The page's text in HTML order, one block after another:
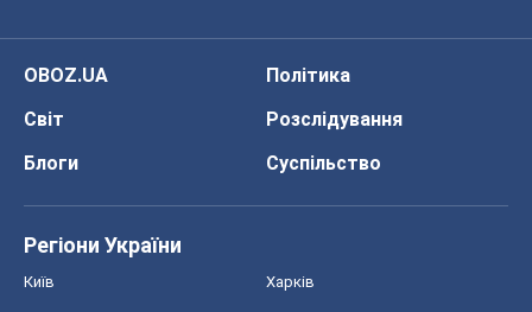
OBOZ.UA
Політика
Світ
Розслідування
Блоги
Суспільство
Регіони України
Київ Харків